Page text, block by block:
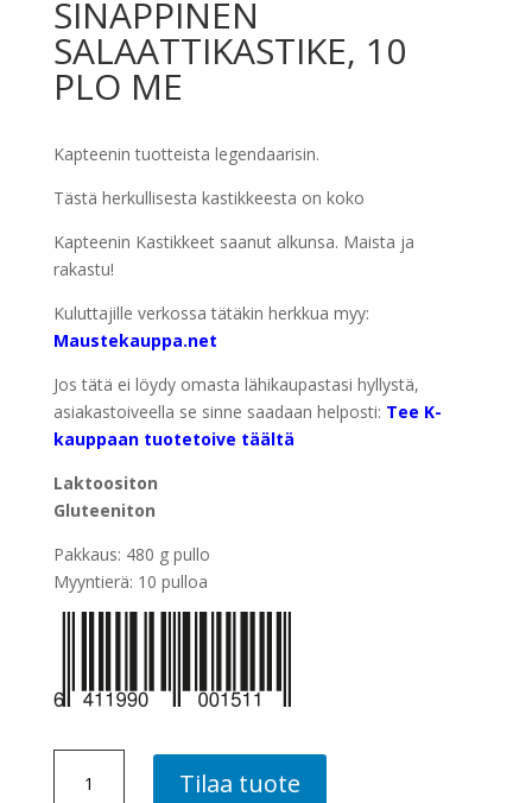
SINAPPINEN
SALAATTIKASTIKE, 10
PLO ME
Kapteenin tuotteista legendaarisin.
Tästä herkullisesta kastikkeesta on koko
Kapteenin Kastikkeet saanut alkunsa. Maista ja
rakastu!
Kuluttajille verkossa tätäkin herkkua myy:
Maustekauppa.net
Jos tätä ei löydy omasta lähikaupastasi hyllystä,
asiakastoiveella se sinne saadaan helposti: Tee K-
kauppaan tuotetoive täältä
Laktoositon
Gluteeniton
Pakkaus: 480 g pullo
Myyntierä: 10 pulloa
SALAATTIKASTIKE,Tilaa tuote